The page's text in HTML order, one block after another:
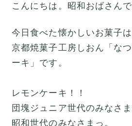
こんにちは。昭和おばさんで
今日食べた懐かしいお菓子は
京都焼菓子工房しおん「な
ーキ」です。
レモンケーキ！！
団塊ジュニア世代のみなさ
昭和世代のみなさまっ。